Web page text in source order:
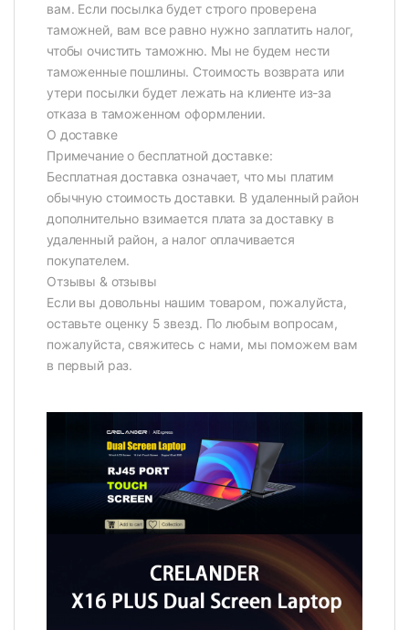
вам. Если посылка будет строго проверена
таможней, вам все равно нужно заплатить налог,
чтобы очистить таможню. Мы не будем нести
таможенные пошлины. Стоимость возврата или
утери посылки будет лежать на клиенте из-за
отказа в таможенном оформлении.
О доставке
Примечание о бесплатной доставке:
Бесплатная доставка означает, что мы платим
обычную стоимость доставки. В удаленный район
дополнительно взимается плата за доставку в
удаленный район, а налог оплачивается
покупателем.
Отзывы & отзывы
Если вы довольны нашим товаром, пожалуйста,
оставьте оценку 5 звезд. По любым вопросам,
пожалуйста, свяжитесь с нами, мы поможем вам
в первый раз.